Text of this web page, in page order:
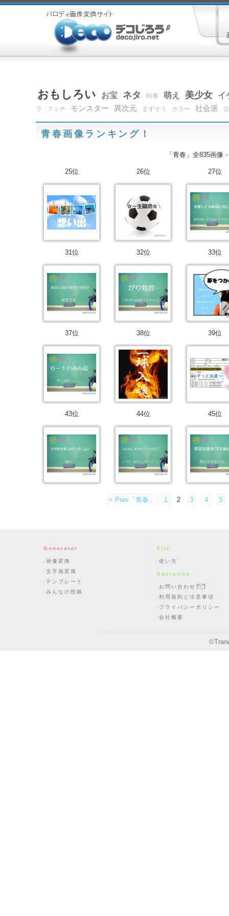
おもしろい お宝 ネタ 時事 萌え 美少女 イ
ラ フェチ モンスター 異次元 まずそう ホラー 社会派
青春画像ランキング！
「青春」全835画像 -
25位 26位 27位
31位 32位 33位
37位 38位 39位
43位 44位 45位
< Prev「青春」 1 2 3 4 5
Generator
画像変換
文字画変換
テンプレート
みんなの投稿
Site
使い方
Operation
お問い合わせ
利用規約と注意事項
プライバシーポリシー
会社概要
©